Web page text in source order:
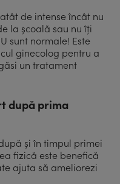
de intense încât nu
la școală sau nu îți
sunt normale! Este
ginecolog pentru a
un tratament
după prima
și în timpul primei
fizică este benefică
ajuta să ameliorezi